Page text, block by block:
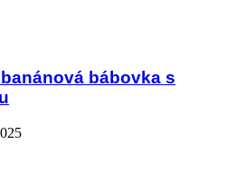
bábovka s